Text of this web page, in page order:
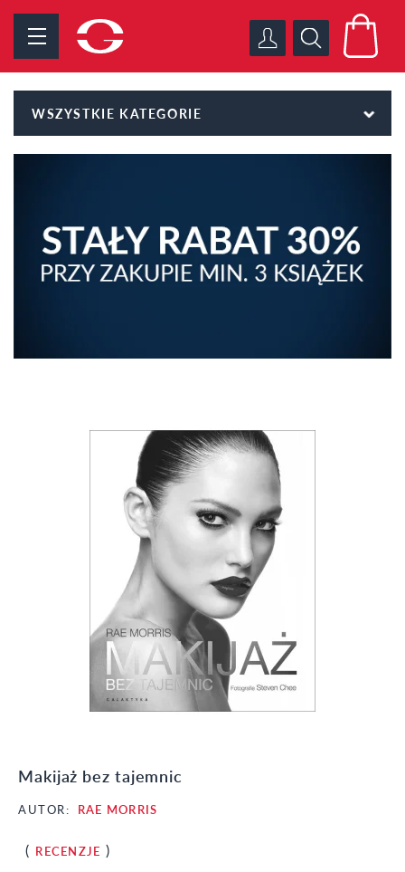
WSZYSTKIE KATEGORIE
Makijaż bez tajemnic
AUTOR: RAE MORRIS
( RECENZJE )